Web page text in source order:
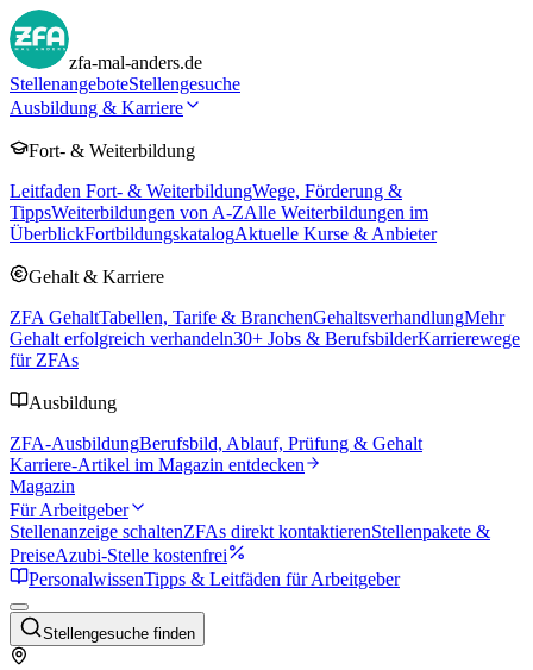
zfa-mal-anders.de
StellenangeboteStellengesuche
Ausbildung & Karriere
Fort- & Weiterbildung
Leitfaden Fort- & WeiterbildungWege, Förderung &
TippsWeiterbildungen von A-ZAlle Weiterbildungen im
ÜberblickFortbildungskatalogAktuelle Kurse & Anbieter
Gehalt & Karriere
ZFA GehaltTabellen, Tarife & BranchenGehaltsverhandlungMehr
Gehalt erfolgreich verhandeln30+ Jobs & BerufsbilderKarrierewege
für ZFAs
Ausbildung
ZFA-AusbildungBerufsbild, Ablauf, Prüfung & Gehalt
Karriere-Artikel im Magazin entdecken
Magazin
Für Arbeitgeber
Stellenanzeige schaltenZFAs direkt kontaktierenStellenpakete &
PreiseAzubi-Stelle kostenfrei
PersonalwissenTipps & Leitfäden für Arbeitgeber
Stellengesuche finden